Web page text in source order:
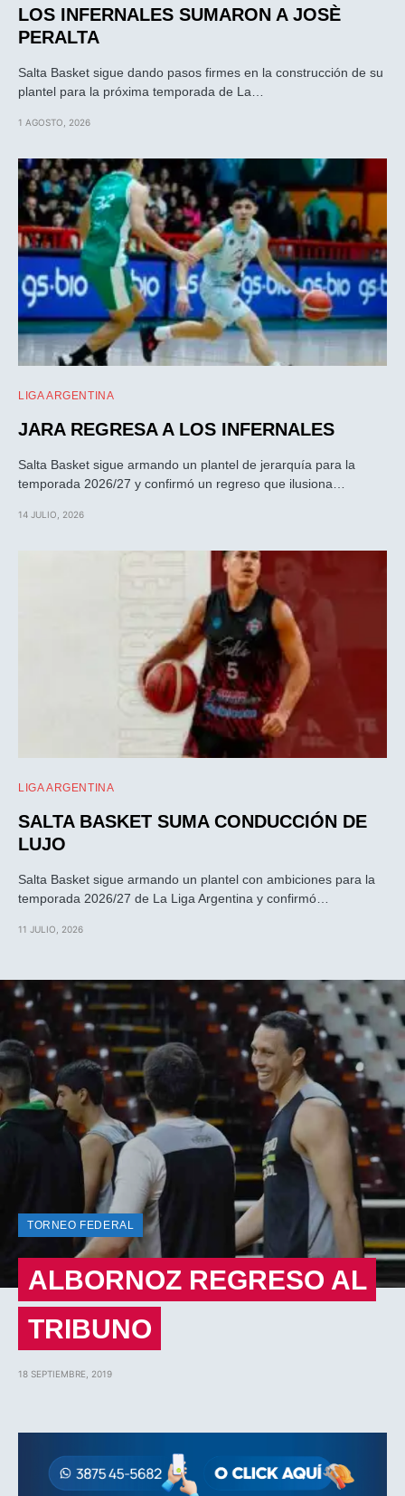
LOS INFERNALES SUMARON A JOSÈ
PERALTA
Salta Basket sigue dando pasos firmes en la construcción de su
plantel para la próxima temporada de La…
1 AGOSTO, 2026
LIGA ARGENTINA
JARA REGRESA A LOS INFERNALES
Salta Basket sigue armando un plantel de jerarquía para la
temporada 2026/27 y confirmó un regreso que ilusiona…
14 JULIO, 2026
LIGA ARGENTINA
SALTA BASKET SUMA CONDUCCIÓN DE
LUJO
Salta Basket sigue armando un plantel con ambiciones para la
temporada 2026/27 de La Liga Argentina y confirmó…
11 JULIO, 2026
TORNEO FEDERAL
ALBORNOZ REGRESO AL
TRIBUNO
18 SEPTIEMBRE, 2019